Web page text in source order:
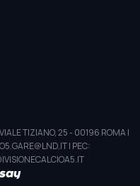
TIZIANO, 25 - 00196 ROMA |
| PEC: